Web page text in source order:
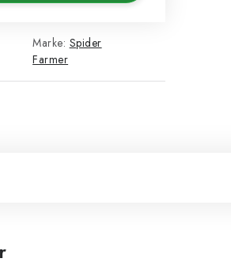
Marke: Spider
Farmer